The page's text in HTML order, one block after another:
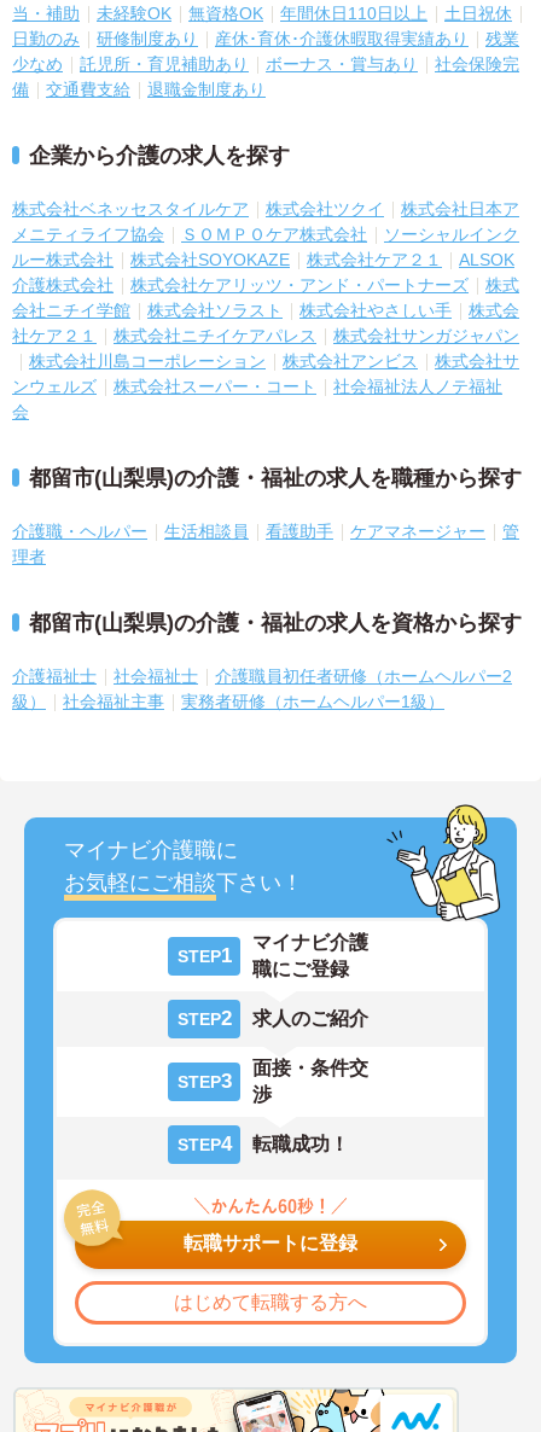
当・補助
未経験OK 無資格OK 年間休日110日以上
土日祝休
日勤のみ
研修制度あり 産休･育休･介護休暇取得実績あり
残業
少なめ
託児所・育児補助あり ボーナス・賞与あり
社会保険完
備
交通費支給 退職金制度あり
企業から介護の求人を探す
株式会社ベネッセスタイルケア 株式会社ツクイ
株式会社日本ア
メニティライフ協会
ＳＯＭＰＯケア株式会社
ソーシャルインク
ルー株式会社
株式会社SOYOKAZE 株式会社ケア２１
ALSOK
介護株式会社
株式会社ケアリッツ・アンド・パートナーズ
株式
会社ニチイ学館
株式会社ソラスト 株式会社やさしい手
株式会
社ケア２１
株式会社ニチイケアパレス
株式会社サンガジャパン
株式会社川島コーポレーション
株式会社アンビス
株式会社サ
ンウェルズ
株式会社スーパー・コート
社会福祉法人ノテ福祉
会
都留市(山梨県)の介護・福祉の求人を職種から探す
介護職・ヘルパー 生活相談員 看護助手 ケアマネージャー
管
理者
都留市(山梨県)の介護・福祉の求人を資格から探す
介護福祉士 社会福祉士
介護職員初任者研修（ホームヘルパー2
級）
社会福祉主事 実務者研修（ホームヘルパー1級）
マイナビ介護職に
お気軽にご相談下さい！
STEP1
マイナビ介護
職にご登録
STEP2 求人のご紹介
STEP3
面接・条件交
渉
STEP4 転職成功！
転職サポートに登録
はじめて転職する方へ